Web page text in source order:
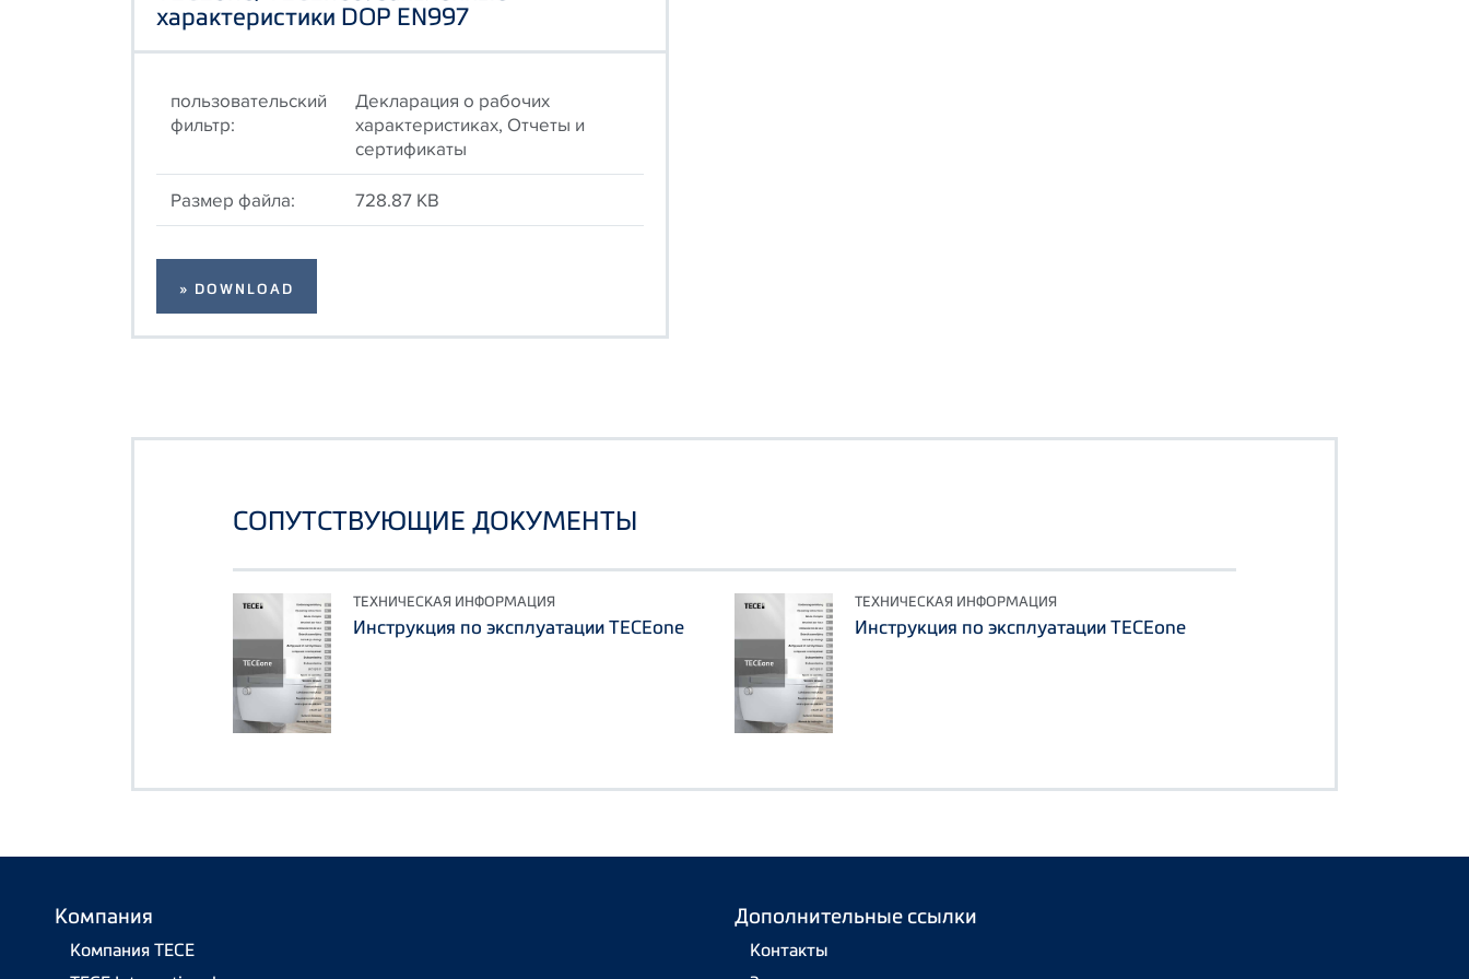
характеристики DOP EN997
пользовательский
фильтр:
Декларация о рабочих
характеристиках, Отчеты и
сертификаты
Размер файла:
728.87 KB
» DOWNLOAD
СОПУТСТВУЮЩИЕ ДОКУМЕНТЫ
ТЕХНИЧЕСКАЯ ИНФОРМАЦИЯ
Инструкция по эксплуатации TECEone
ТЕХНИЧЕСКАЯ ИНФОРМАЦИЯ
Инструкция по эксплуатации TECEone
Компания
Компания TECE
Дополнительные ссылки
Контакты